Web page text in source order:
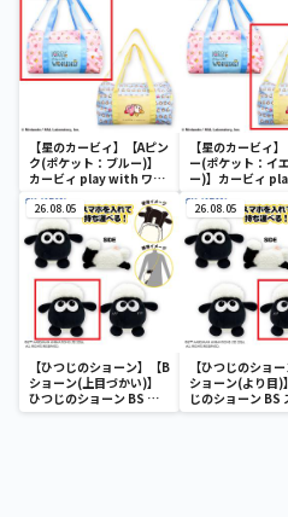
【星のカービィ】【Aピン
ク(ポケット：ブルー)】
カービィ play with ワド
ルディ ボストンバッグ
【星のカービィ
ー(ポケット：イ
ー)】カービィ
ワドルディ ボスト
グ
26.08.05
【ひつじのショーン】【B
ショーン(上目づかい)】
ひつじのショーン BS ス
マホショーンルダー
26.08.05
【ひつじのショ
ショーン(より目)
じのショーン BS
ショーンルダー